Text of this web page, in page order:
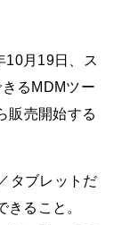
10月19日、ス
るMDMツー
販売開始する
タブレットだ
ること。